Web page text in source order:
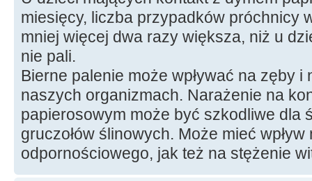
miesięcy, liczba przypadków próchnicy
mniej więcej dwa razy większa, niż u
nie pali.
Bierne palenie może wpływać na zęby
naszych organizmach. Narażenie na
papierosowym może być szkodliwe dla
gruczołów ślinowych. Może mieć wpływ
odpornościowego, jak też na stężenie